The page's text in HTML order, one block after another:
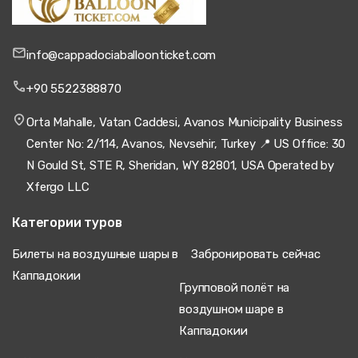
полета на воздушном шаре в Каппадокии
зафиксировать вашу резервацию с безопасной онлайн-
бесплатный трансфер из отеля из всех мест
размещения в Каппадокии, обычно отправляясь в 4:30-
стабильных условий полета.
Зимние месяцы (ноябрь-март) предлагаютскидочные
билеты на воздушный шар в Каппадокии с
экономией 20-30%, хотя отмены из-за погоды
увеличиваются. Лето обеспечивает максимум летных
дней, но более высокую туристическую толпу и слегка
оптимизирует доступность во всех категориях
Лицензированные
пилоты и полностью
застрахованные
info@cappadociaballoonticket.com
+90 5522388870
Orta Mahalle, Vatan Caddesi, Avanos Municipality Business
Center No: 2/114, Avanos, Nevsehir, Turkey 📍 US Office: 30
N Gould St, STE R, Sheridan, WY 82801, USA Operated by
Xfergo LLC
Категории туров
Билеты на воздушные шары в
Каппадокии
Забронировать сейчас
Групповой полёт на
воздушном шаре в
Каппадокии